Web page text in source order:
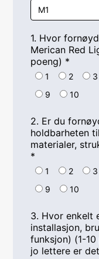
1. Hvor
Merican Red
poeng) *
1 2 3
9
10
2. Er du
holdbarheten
materialer,
*
1 2 3
9
10
3. Hvor enkelt
installasjon,
funksjon) (1-
jo lettere er